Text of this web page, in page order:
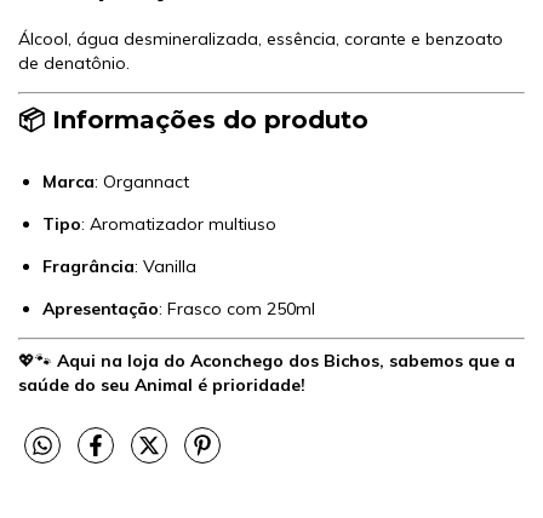
Álcool, água desmineralizada, essência, corante e benzoato
de denatônio.
📦 Informações do produto
Marca: Organnact
Tipo: Aromatizador multiuso
Fragrância: Vanilla
Apresentação: Frasco com 250ml
💖🐾 Aqui na loja do Aconchego dos Bichos, sabemos que a
saúde do seu Animal é prioridade!